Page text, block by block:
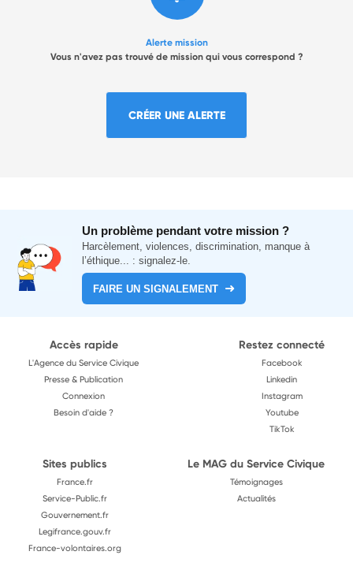
Alerte mission
Vous n'avez pas trouvé de mission qui vous correspond ?
CRÉER UNE ALERTE
Un problème pendant votre mission ?
Harcèlement, violences, discrimination, manque à
l’éthique... : signalez-le.
FAIRE UN SIGNALEMENT
Accès rapide
L'Agence du Service Civique
Presse & Publication
Connexion
Besoin d'aide ?
Restez connecté
Facebook
Linkedin
Instagram
Youtube
TikTok
Sites publics
France.fr
Service-Public.fr
Gouvernement.fr
Legifrance.gouv.fr
France-volontaires.org
Le MAG du Service Civique
Témoignages
Actualités